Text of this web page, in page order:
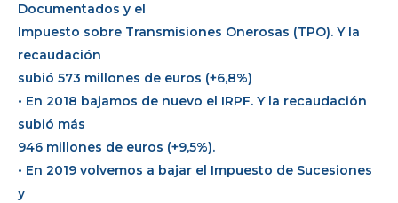
Documentados y el
Impuesto sobre Transmisiones Onerosas (TPO). Y la
recaudación
subió 573 millones de euros (+6,8%)
• En 2018 bajamos de nuevo el IRPF. Y la recaudación
subió más
946 millones de euros (+9,5%).
• En 2019 volvemos a bajar el Impuesto de Sucesiones
y